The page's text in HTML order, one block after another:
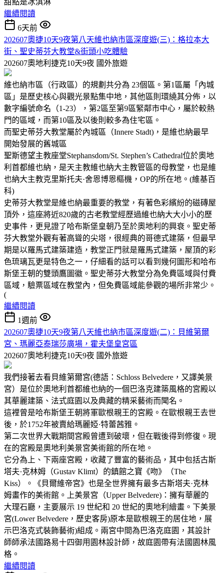
繼續閱讀
6天前
202607奧捷10天9夜第八天維也納市區深度遊(三)：格拉本大
街、聖史蒂芬大教堂&街頭小吃體驗
202607奧地利捷克10天9夜 國外旅遊
維也納市區（行政區）的規劃共分為 23個區。第1區屬「內城
區」是歷史核心與觀光景點集中地，其他區則環繞其分佈，以
數字編號命名（1-23），第2區至第9區緊鄰市中心，屬於較熱
門的區域，而第10區及以後則較多為住宅區。
而聖史蒂芬大教堂屬於內城區（Innere Stadt)，是維也納最早
開始發展的舊城區
聖斯德望主教座堂Stephansdom/St. Stephen’s Cathedral位於奧地
利首都維也納，是天主教維也納大主教管區的母教堂，也是維
也納大主教克里斯托夫·舍恩博恩樞機，OP的所在地。(維基百
科)
史蒂芬大教堂是維也納最重要的教堂，有著色彩繽紛的磁磚屋
頂外，這座將近820歲的古老教堂經歷過維也納大大小小的歷
史事件，更見證了哈布斯堡皇朝乃至於奧地利的興衰。聖史蒂
芬大教堂外觀有著高聳的尖塔，很經典的哥德式建築，但最早
期是以羅馬式建築建造，教堂正門就是羅馬式建築，屋頂的彩
色琉璃瓦更是特色之一，仔細看的話可以看到幾何圖形和哈布
斯堡王朝的雙頭鷹圖徽。聖史蒂芬大教堂分為免費區域與付費
區域，驗票區域在教堂內，但免費區域能參觀的場所非常少。
(
繼續閱讀
1週前
202607奧捷10天9夜第八天維也納市區深度遊(二)：貝維第爾
宮、瑪麗亞泰瑞莎廣場，霍夫堡皇宮區
202607奧地利捷克10天9夜 國外旅遊
我們接著去看貝維第爾宮(德語：Schloss Belvedere，又譯美景
宮）是位於奧地利首都維也納的一個巴洛克建築風格的宮殿以
其華麗建築、法式庭園以及典藏的精采藝術而聞名。
這裡曾是哈布斯堡王朝將軍歐根親王的宮殿。在歐根親王去世
後，於1752年被賣給瑪麗婭·特蕾茜雅。
第二次世界大戰期間宮殿曾遭到破壞，但在戰後得到修復。現
在的宮殿是奧地利美景宮美術館的所在地。
它分為上、下兩座宮殿，收藏了豐富的藝術品，其中包括古斯
塔夫·克林姆（Gustav Klimt）的鎮館之寶《吻》（The
Kiss）。《貝爾維帝宮》也是全世界擁有最多古斯塔夫·克林
姆畫作的美術館。上美景宮（Upper Belvedere)：擁有華麗的
大理石廳，主要展示 19 世紀和 20 世紀的奧地利繪畫。下美景
宮(Lower Belvedere，歷史客房)原本是歐根親王的居住地，展
示巴洛克式裝飾藝術)組成。兩宮中間為巴洛克庭園，其設計
師師承法國路易十四御用園林設計師，故庭園帶有法國園林風
格。
繼續閱讀